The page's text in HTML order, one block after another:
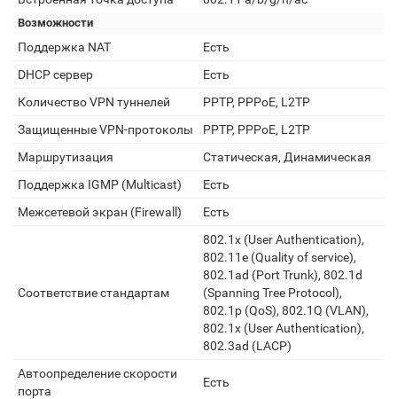
Возможности
Поддержка NAT
Есть
DHCP сервер
Есть
Количество VPN туннелей
PPTP, PPPoE, L2TP
Защищенные VPN-протоколы
PPTP, PPPoE, L2TP
Маршрутизация
Статическая, Динамическая
Поддержка IGMP (Multicast)
Есть
Межсетевой экран (Firewall)
Есть
Соответствие стандартам
802.1x (User Authentication),
802.11е (Quality of service),
802.1ad (Port Trunk), 802.1d
(Spanning Tree Protocol),
802.1p (QoS), 802.1Q (VLAN),
802.1x (User Authentication),
802.3ad (LACP)
Автоопределение скорости
порта
Есть